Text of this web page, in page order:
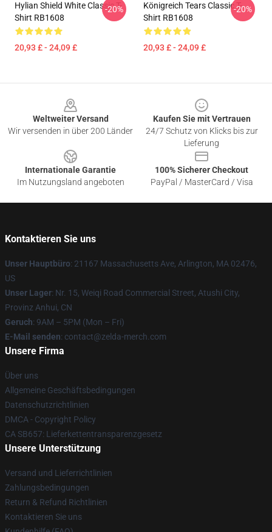
Hylian Shield White Classic T-
Shirt RB1608
20,93 £ - 24,09 £
-20%
Königreich Tears Classic T-
Shirt RB1608
20,93 £ - 24,09 £
-20%
Weltweiter Versand
Wir versenden in über 200 Länder
Kaufen Sie mit Vertrauen
24/7 Schutz von Klicks bis zur
Lieferung
Internationale Garantie
Im Nutzungsland angeboten
100% Sicherer Checkout
PayPal / MasterCard / Visa
Kontaktieren Sie uns
Unser Hauptbüro: 21167 Massachusetts Ave, Arlington, MA 02476,
US
Unser Lager: Nr. 15, Weiqi Road Commercial Street, Atushi City,
Provinz Anhui, CN
Geruch: 9AM – 5PM (Mon – Fri)
E-Mail senden: contact@zelda-merch.com
Unsere Firma
Über uns
Allgemeine Geschäftsbedingungen
Datenschutzrichtlinien
DMCA - Copyright Policy
CA SB657: Lieferkettentransparenzgesetz
Unsere Unterstützung
Versand und Lieferrichtlinien
Zahlungsbedingungen
Return & Refund Richtlinien
Kontaktieren Sie uns